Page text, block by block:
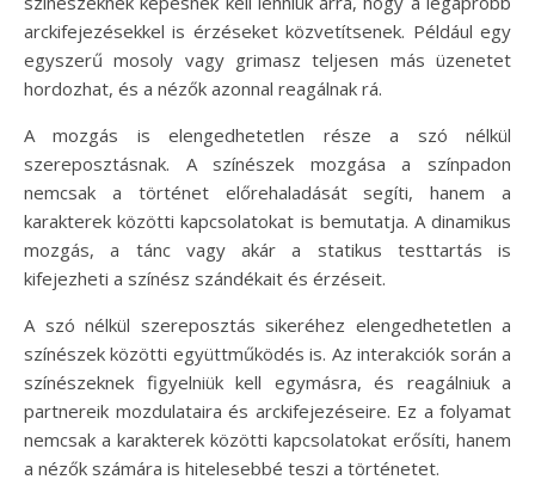
arckifejezésekkel is érzéseket közvetítsenek. Például egy
egyszerű mosoly vagy grimasz teljesen más üzenetet
hordozhat, és a nézők azonnal reagálnak rá.
A mozgás is elengedhetetlen része a szó nélkül
szereposztásnak. A színészek mozgása a színpadon
nemcsak a történet előrehaladását segíti, hanem a
karakterek közötti kapcsolatokat is bemutatja. A dinamikus
mozgás, a tánc vagy akár a statikus testtartás is
kifejezheti a színész szándékait és érzéseit.
A szó nélkül szereposztás sikeréhez elengedhetetlen a
színészek közötti együttműködés is. Az interakciók során a
színészeknek figyelniük kell egymásra, és reagálniuk a
partnereik mozdulataira és arckifejezéseire. Ez a folyamat
nemcsak a karakterek közötti kapcsolatokat erősíti, hanem
a nézők számára is hitelesebbé teszi a történetet.